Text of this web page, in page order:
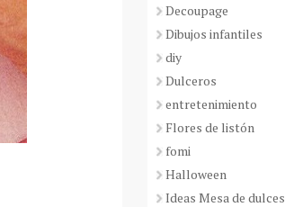
Decoupage
Dibujos infantiles
diy
Dulceros
entretenimiento
Flores de listón
fomi
Halloween
Ideas Mesa de dulces